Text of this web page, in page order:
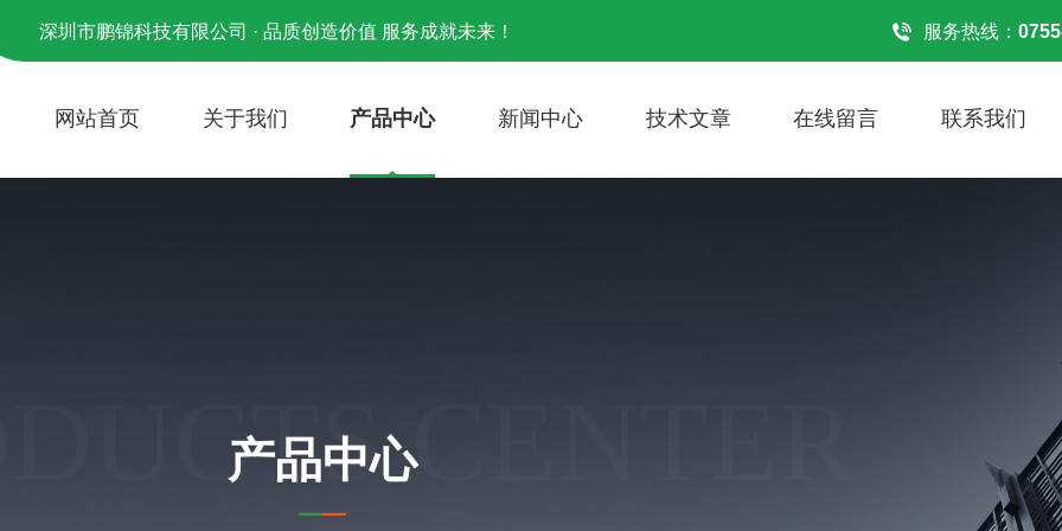
深圳市鹏锦科技有限公司 · 品质创造价值 服务成就未来！ 服务热线：
网站首页 关于我们 产品中心 新闻中心 技术文章 在线留言 联系我们
CENTER
产品中心